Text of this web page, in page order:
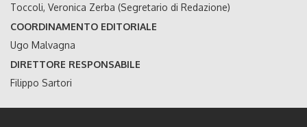
Toccoli, Veronica Zerba (Segretario di Redazione)
COORDINAMENTO EDITORIALE
Ugo Malvagna
DIRETTORE RESPONSABILE
Filippo Sartori